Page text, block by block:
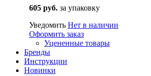
605 руб. за упаковку
Уведомить Нет в наличии
Оформить заказ
Уцененные товары
Бренды
Инструкции
Новинки